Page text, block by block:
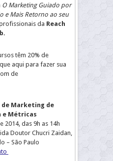
O Marketing Guiado por
e Mais Retorno ao seu
da Reach
têm 20% de
aqui para fazer sua
de
de Marketing de
e Métricas
2014, das 9h as 14h
Doutor Chucri Zaidan,
– São Paulo